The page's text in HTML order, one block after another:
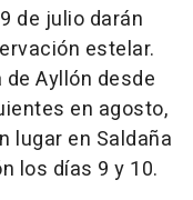
de julio darán
estelar.
Ayllón desde
en agosto,
lugar en Saldaña
los días 9 y 10.